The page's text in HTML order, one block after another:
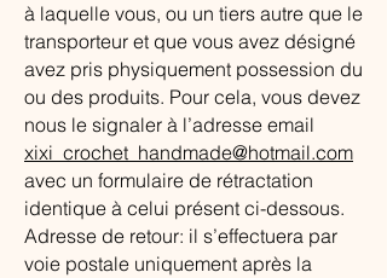
à laquelle vous, ou un tiers autre que le
transporteur et que vous avez désigné
avez pris physiquement possession du
ou des produits. Pour cela, vous devez
nous le signaler à l’adresse email
xixi_crochet_handmade@hotmail.com
avec un formulaire de rétractation
identique à celui présent ci-dessous.
Adresse de retour: il s’effectuera par
voie postale uniquement après la